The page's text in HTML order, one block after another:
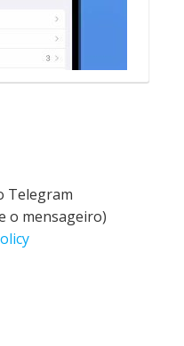
Telegram
o mensageiro)